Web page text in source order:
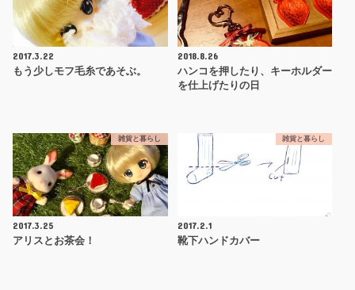
2017.3.22
もう少しモフ毛糸であそぶ。
2018.8.26
ハンコを押したり、キーホルダー
を仕上げたりの日
雑貨と暮らし
2017.3.25
アリスとお茶会！
雑貨と暮らし
2017.2.1
靴下ハンドカバー